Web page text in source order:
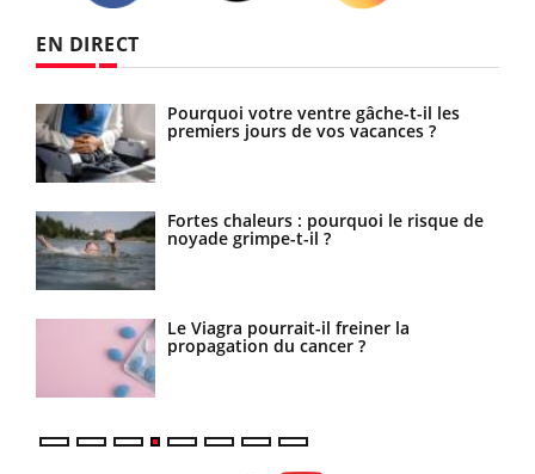
EN DIRECT
Pourquoi votre ventre gâche-t-il les
premiers jours de vos vacances ?
Fortes chaleurs : pourquoi le risque de
noyade grimpe-t-il ?
Le Viagra pourrait-il freiner la
propagation du cancer ?